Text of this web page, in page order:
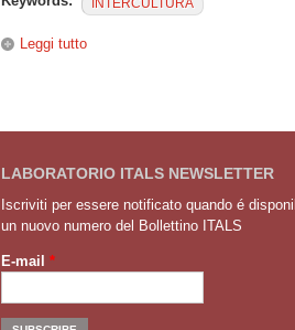
INTERCULTURA
Leggi tutto
LABORATORIO ITALS NEWSLETTER
Iscriviti per essere notificato quando é
un nuovo numero del Bollettino ITALS
E-mail *